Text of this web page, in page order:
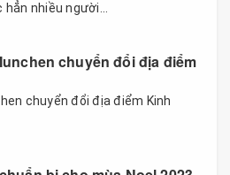
nhiều người...
chuyển đổi địa điểm
chuyển đổi địa điểm Kinh